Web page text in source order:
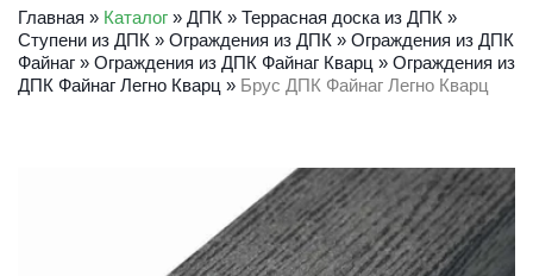
Главная » Каталог » ДПК » Террасная доска из ДПК
Ступени из ДПК » Ограждения из ДПК » Ограждения из ДПК
Файнаг » Ограждения из ДПК Файнаг Кварц » Ограждения из
ДПК Файнаг Легно Кварц » Брус ДПК Файнаг Легно Кварц